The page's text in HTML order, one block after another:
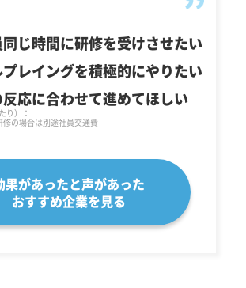
じ時間に研修を受けさせたい
プレイングを積極的にやりたい
応に合わせて進めてほしい
り）：
の場合は別途社員交通費
果があったと声があった
おすすめ企業を見る